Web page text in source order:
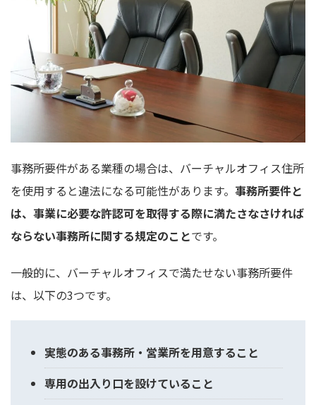
事務所要件がある業種の場合は、バーチャルオフィス住所
を使用すると違法になる可能性があります。 事務所要件と
は、事業に必要な許認可を取得する際に満たさなさければ
ならない事務所に関する規定のことです。
一般的に、バーチャルオフィスで満たせない事務所要件
は、以下の3つです。
実態のある事務所・営業所を用意すること
専用の出入り口を設けていること